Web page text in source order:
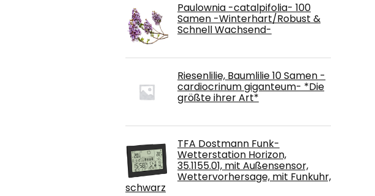
Paulownia -catalpifolia- 100
Samen -Winterhart/Robust &
Schnell Wachsend-
Riesenlilie, Baumlilie 10 Samen -
cardiocrinum giganteum- *Die
größte ihrer Art*
TFA Dostmann Funk-
Wetterstation Horizon,
35.1155.01, mit Außensensor,
Wettervorhersage, mit Funkuhr,
schwarz